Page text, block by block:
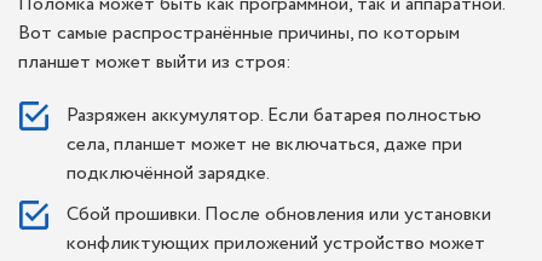
Вот самые распространённые причины, по которым
планшет может выйти из строя:
Разряжен аккумулятор. Если батарея полностью
села, планшет может не включаться, даже при
подключённой зарядке.
Сбой прошивки. После обновления или установки
конфликтующих приложений устройство может